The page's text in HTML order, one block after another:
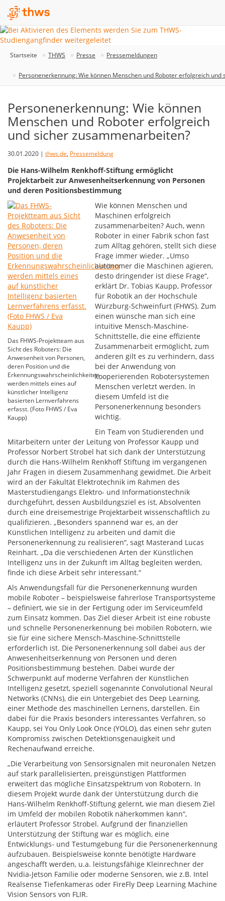
Startseite THWS Presse Pressemeldungen
Personenerkennung: Wie können Menschen und Roboter erfolgreich
Personenerkennung: Wie können
Menschen und Roboter erfolgreich
und sicher zusammenarbeiten?
30.01.2020 | thws.de, Pressemeldung
Die Hans-Wilhelm Renkhoff-Stiftung ermöglicht
Projektarbeit zur Anwesenheitserkennung von Personen
und deren Positionsbestimmung
Das FHWS-Projektteam aus
Sicht des Roboters: Die
Anwesenheit von Personen,
deren Position und die
Erkennungswahrscheinlichkeiten
werden mittels eines auf
künstlicher Intelligenz
basierten Lernverfahrens
erfasst. (Foto FHWS / Eva
Kaupp)
Wie können Menschen und
Maschinen erfolgreich
zusammenarbeiten? Auch, wenn
Roboter in einer Fabrik schon fast
zum Alltag gehören, stellt sich diese
Frage immer wieder. „Umso
autonomer die Maschinen agieren,
desto dringender ist diese Frage“,
erklärt Dr. Tobias Kaupp, Professor
für Robotik an der Hochschule
Würzburg-Schweinfurt (FHWS). Zum
einen wünsche man sich eine
intuitive Mensch-Maschine-
Schnittstelle, die eine effiziente
Zusammenarbeit ermöglicht, zum
anderen gilt es zu verhindern, dass
bei der Anwendung von
kooperierenden Robotersystemen
Menschen verletzt werden. In
diesem Umfeld ist die
Personenerkennung besonders
wichtig.
Ein Team von Studierenden und
Mitarbeitern unter der Leitung von Professor Kaupp und
Professor Norbert Strobel hat sich dank der Unterstützung
durch die Hans-Wilhelm Renkhoff Stiftung im vergangenen
Jahr Fragen in diesem Zusammenhang gewidmet. Die Arbeit
wird an der Fakultät Elektrotechnik im Rahmen des
Masterstudiengangs Elektro- und Informationstechnik
durchgeführt, dessen Ausbildungsziel es ist, Absolventen
durch eine dreisemestrige Projektarbeit wissenschaftlich zu
qualifizieren. „Besonders spannend war es, an der
Künstlichen Intelligenz zu arbeiten und damit die
Personenerkennung zu realisieren“, sagt Masterand Lucas
Reinhart. „Da die verschiedenen Arten der Künstlichen
Intelligenz uns in der Zukunft im Alltag begleiten werden,
finde ich diese Arbeit sehr interessant.“
Als Anwendungsfall für die Personenerkennung wurden
mobile Roboter – beispielsweise fahrerlose Transportsysteme
– definiert, wie sie in der Fertigung oder im Serviceumfeld
zum Einsatz kommen. Das Ziel dieser Arbeit ist eine robuste
und schnelle Personenerkennung bei mobilen Robotern, wie
sie für eine sichere Mensch-Maschine-Schnittstelle
erforderlich ist. Die Personenerkennung soll dabei aus der
Anwesenheitserkennung von Personen und deren
Positionsbestimmung bestehen. Dabei wurde der
Schwerpunkt auf moderne Verfahren der Künstlichen
Intelligenz gesetzt, speziell sogenannte Convolutional Neural
Networks (CNNs), die ein Untergebiet des Deep Learning,
einer Methode des maschinellen Lernens, darstellen. Ein
dabei für die Praxis besonders interessantes Verfahren, so
Kaupp, sei You Only Look Once (YOLO), das einen sehr guten
Kompromiss zwischen Detektionsgenauigkeit und
Rechenaufwand erreiche.
„Die Verarbeitung von Sensorsignalen mit neuronalen Netzen
auf stark parallelisierten, preisgünstigen Plattformen
erweitert das mögliche Einsatzspektrum von Robotern. In
diesem Projekt wurde dank der Unterstützung durch die
Hans-Wilhelm Renkhoff-Stiftung gelernt, wie man diesem Ziel
im Umfeld der mobilen Robotik näherkommen kann“,
erläutert Professor Strobel. Aufgrund der finanziellen
Unterstützung der Stiftung war es möglich, eine
Entwicklungs- und Testumgebung für die Personenerkennung
aufzubauen. Beispielsweise konnte benötigte Hardware
angeschafft werden, u.a. leistungsfähige Kleinrechner der
Nvidia-Jetson Familie oder moderne Sensoren, wie z.B. Intel
Realsense Tiefenkameras oder FireFly Deep Learning Machine
Vision Sensors von FLIR.